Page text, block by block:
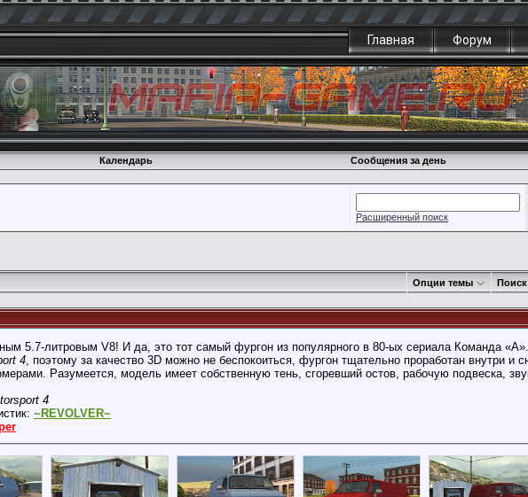
Главная Форум
Календарь Сообщения за день
Расширенный поиск
Опции темы Поиск
5.7-литровым V8! И да, это тот самый фургон из популярного в 80-ых сериала Команда «А».
4, поэтому за качество 3D можно не беспокоиться, фургон тщательно проработан внутри и
Разумеется, модель имеет собственную тень, сгоревший остов, рабочую подвеска,
4
~REVOLVER~